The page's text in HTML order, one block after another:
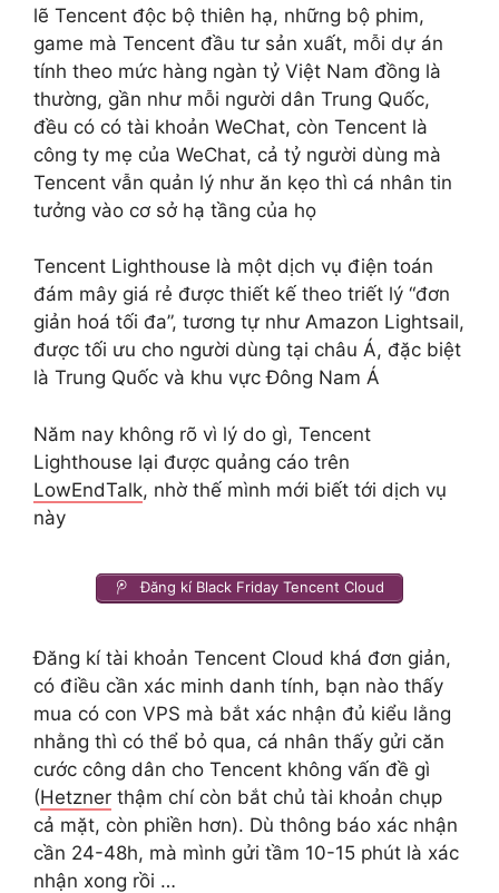
lẽ Tencent độc bộ thiên hạ, những bộ phim,
game mà Tencent đầu tư sản xuất, mỗi dự án
tính theo mức hàng ngàn tỷ Việt Nam đồng là
thường, gần như mỗi người dân Trung Quốc,
đều có có tài khoản WeChat, còn Tencent là
công ty mẹ của WeChat, cả tỷ người dùng mà
Tencent vẫn quản lý như ăn kẹo thì cá nhân tin
tưởng vào cơ sở hạ tầng của họ
Tencent Lighthouse là một dịch vụ điện toán
đám mây giá rẻ được thiết kế theo triết lý “đơn
giản hoá tối đa”, tương tự như Amazon Lightsail,
được tối ưu cho người dùng tại châu Á, đặc biệt
là Trung Quốc và khu vực Đông Nam Á
Năm nay không rõ vì lý do gì, Tencent
Lighthouse lại được quảng cáo trên
LowEndTalk, nhờ thế mình mới biết tới dịch vụ
này
Đăng kí Black Friday Tencent Cloud
Đăng kí tài khoản Tencent Cloud khá đơn giản,
có điều cần xác minh danh tính, bạn nào thấy
mua có con VPS mà bắt xác nhận đủ kiểu lằng
nhằng thì có thể bỏ qua, cá nhân thấy gửi căn
cước công dân cho Tencent không vấn đề gì
(Hetzner thậm chí còn bắt chủ tài khoản chụp
cả mặt, còn phiền hơn). Dù thông báo xác nhận
cần 24-48h, mà mình gửi tầm 10-15 phút là xác
nhận xong rồi …